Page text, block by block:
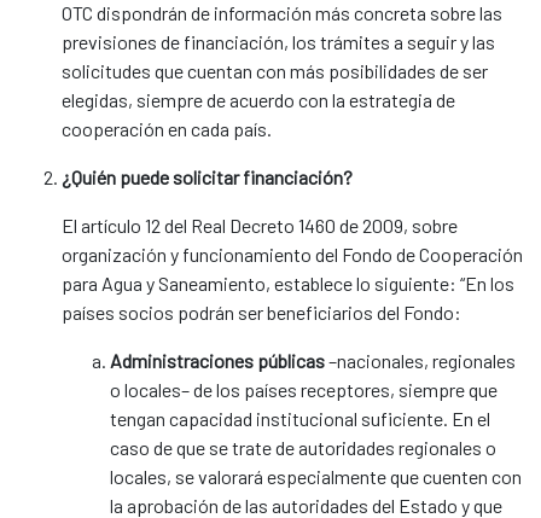
OTC dispondrán de información más concreta sobre las
previsiones de financiación, los trámites a seguir y las
solicitudes que cuentan con más posibilidades de ser
elegidas, siempre de acuerdo con la estrategia de
cooperación en cada país.
¿Quién puede solicitar financiación?
El artículo 12 del Real Decreto 1460 de 2009, sobre
organización y funcionamiento del Fondo de Cooperación
para Agua y Saneamiento, establece lo siguiente: “En los
países socios podrán ser beneficiarios del Fondo:
Administraciones públicas–nacionales, regionales
o locales– de los países receptores, siempre que
tengan capacidad institucional suficiente. En el
caso de que se trate de autoridades regionales o
locales, se valorará especialmente que cuenten con
la aprobación de las autoridades del Estado y que